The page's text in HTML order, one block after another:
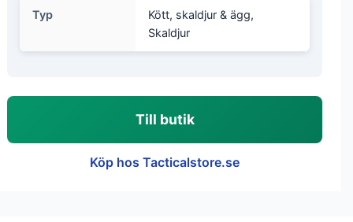
Typ
Kött, skaldjur & ägg,
Skaldjur
Till butik
Köp hos Tacticalstore.se